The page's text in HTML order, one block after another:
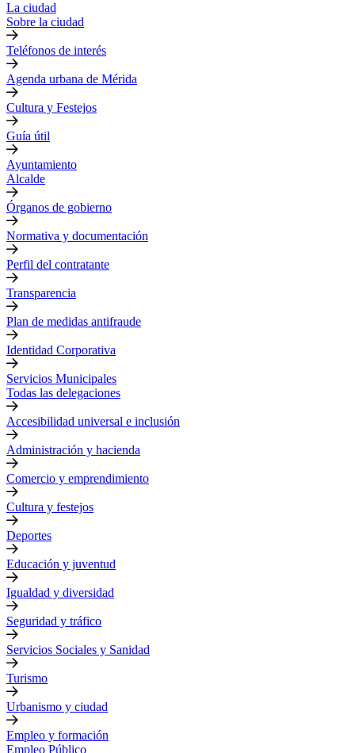
La ciudad
Sobre la ciudad
Teléfonos de interés
Agenda urbana de Mérida
Cultura y Festejos
Guía útil
Ayuntamiento
Alcalde
Órganos de gobierno
Normativa y documentación
Perfil del contratante
Transparencia
Plan de medidas antifraude
Identidad Corporativa
Servicios Municipales
Todas las delegaciones
Accesibilidad universal e inclusión
Administración y hacienda
Comercio y emprendimiento
Cultura y festejos
Deportes
Educación y juventud
Igualdad y diversidad
Seguridad y tráfico
Servicios Sociales y Sanidad
Turismo
Urbanismo y ciudad
Empleo y formación
Empleo Público